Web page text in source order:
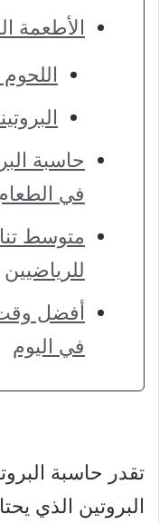
الأطعمة
اللحوم
حاسبة
في
متوسط
للرياضيين
أفضل وقت
في اليوم
تقدر حاسبة
البروتين الذي